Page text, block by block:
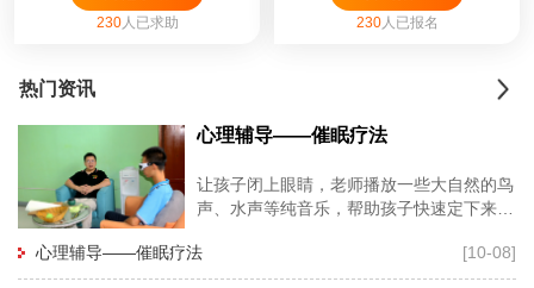
230人已求助 230人已报名
热门资讯
心理辅导——催眠疗法
让孩子闭上眼睛，老师播放一些大自然的鸟
声、水声等纯音乐，帮助孩子快速定下来，
利于心理老师深度进入孩子的
心理辅导——催眠疗法 [10-08]